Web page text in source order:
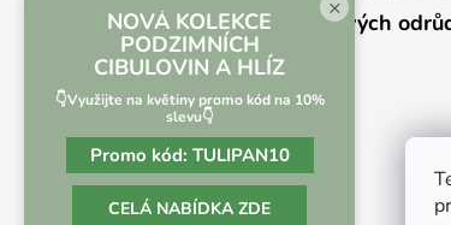
Přehled zrání jednotlivých
×
NOVÁ KOLEKCE
PODZIMNÍCH
CIBULOVIN A HLÍZ
👇Využijte na květiny promo kód na 10%
slevu👇
Promo kód: TULIPAN10
CELÁ NABÍDKA ZDE